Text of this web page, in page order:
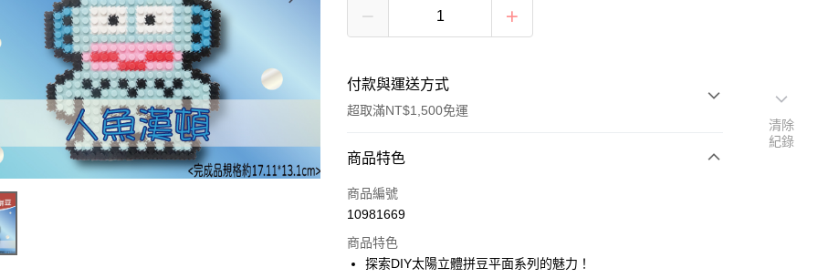
付款與運送方式
超取滿NT$1,500免運
付款方式
信用卡一次付款
Apple Pay
商品特色
商品編號
10981669
商品特色
探索DIY太陽立體拼豆平面系列的魅力！
清除
紀錄